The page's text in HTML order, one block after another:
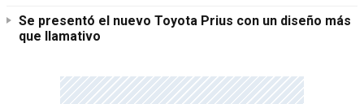
Se presentó el nuevo Toyota Prius con un diseño más
que llamativo